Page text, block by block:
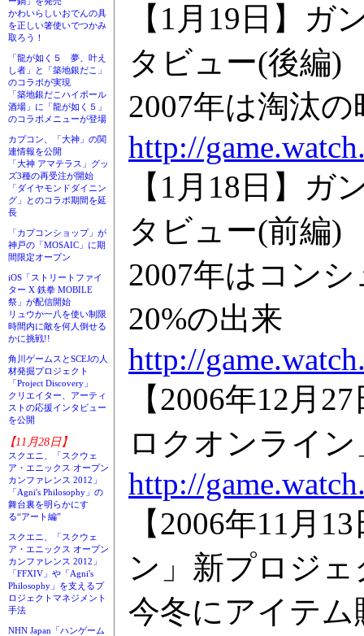
かわいらしいおでんの具
を正しい箸使いでつかみ
取ろう！
「龍が如く５ 夢、叶え
し者」と「築地銀だこ」
のコラボが実現
「築地銀だこハイボール
酒場」に「龍が如く５」
のコラボメニューが登場
カプコン、「大神」の関
連情報を公開
「大神 アマテラス」グッ
ズ3種の再受注が開始
「ダイヤモンドダイニン
グ」とのコラボ期間を延
長
「カプコンショップ」が
神戸の「MOSAIC」に期
間限定オープン
iOS「ストリートファイ
ター X 鉄拳 MOBILE
祭」が配信開始
リュウか一八を使い制限
時間内に敵を何人倒せる
かに挑戦!!
角川ゲームスとSCEJの人
材発掘プロジェクト
「Project Discovery」
クリエイター、アーティ
ストの応援インタビュー
を公開
【11月28日】
スクエニ、「スクウェ
ア・エニックス オープン
カンファレンス 2012」
「Agni's Philosophy」の
舞台裏を明らかにす
る“アート編”
スクエニ、「スクウェ
ア・エニックス オープン
カンファレンス 2012」
「FFXIV」や「Agni's
Philosophy」を支えるプ
ロジェクトマネジメント
手法
NHN Japan「ハンゲーム
【1月19日】ガ
タビュー(後編)
2007年は淘汰
http://
【1月18日】ガ
タビュー(前編)
2007年はコン
20%の出来
http://
【2006年12月
ロクオンライン
http://
【2006年11月
ン」新プロジ
今冬にアイテ